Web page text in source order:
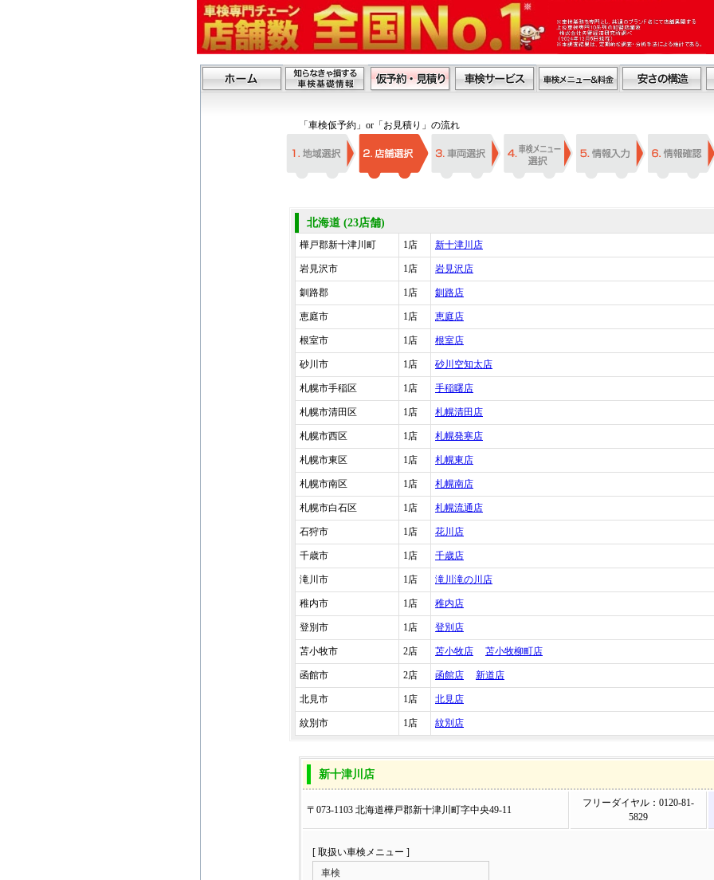
「車検仮予約」or「お見積り」の流れ
北海道 (23店舗)
樺戸郡新十津川町 1店 新十津川店
岩見沢市 1店 岩見沢店
釧路郡 1店 釧路店
恵庭市 1店 恵庭店
根室市 1店 根室店
砂川市 1店 砂川空知太店
札幌市手稲区 1店 手稲曙店
札幌市清田区 1店 札幌清田店
札幌市西区 1店 札幌発寒店
札幌市東区 1店 札幌東店
札幌市南区 1店 札幌南店
札幌市白石区 1店 札幌流通店
石狩市 1店 花川店
千歳市 1店 千歳店
滝川市 1店 滝川滝の川店
稚内市 1店 稚内店
登別市 1店 登別店
苫小牧市 2店 苫小牧店 苫小牧柳町店
函館市 2店 函館店 新道店
北見市 1店 北見店
紋別市 1店 紋別店
新十津川店
〒073-1103 北海道樺戸郡新十津川町字中央49-11
フリーダイヤル：0120-81-
5829
[ 取扱い車検メニュー ]
車検